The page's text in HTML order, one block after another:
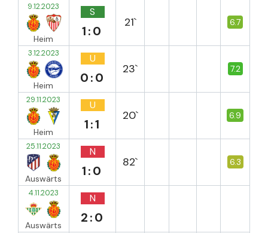
9.12.2023
Heim
S
1:0
21` 6.7
3.12.2023
Heim
U
0:0
23` 7.2
29.11.2023
Heim
U
1:1
20` 6.9
25.11.2023
Auswärts
N
1:0
82` 6.3
4.11.2023
Auswärts
N
2:0